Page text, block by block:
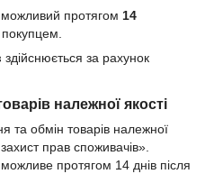
протягом 14
здійснюється за рахунок
належної якості
та обмін товарів належної
прав споживачів».
протягом 14 днів після